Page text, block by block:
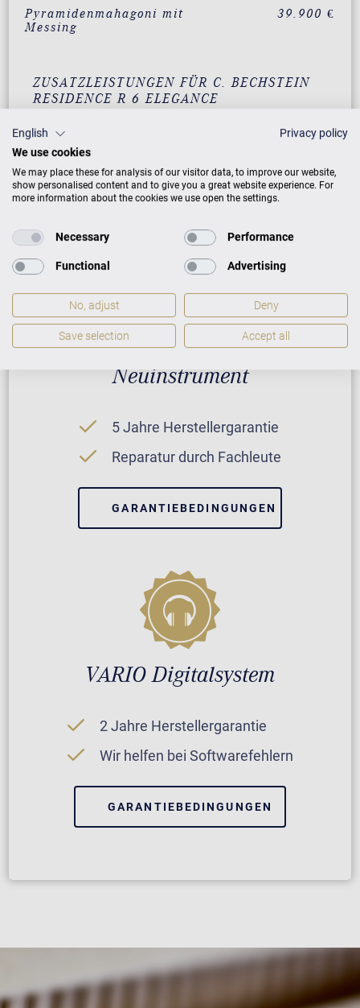
Pyramidenmahagoni mit
Messing
39.900 €
ZUSATZLEISTUNGEN FÜR C. BECHSTEIN
RESIDENCE R 6 ELEGANCE
PREISLISTE HERUNTERLADEN
Neuinstrument
5 Jahre Herstellergarantie
Reparatur durch Fachleute
GARANTIEBEDINGUNGEN
VARIO Digitalsystem
2 Jahre Herstellergarantie
Wir helfen bei Softwarefehlern
GARANTIEBEDINGUNGEN
English
Privacy policy
We use cookies
We may place these for analysis of our visitor data, to improve our website,
show personalised content and to give you a great website experience. For
more information about the cookies we use open the settings.
Necessary Performance
Functional Advertising
No, adjust Deny
Save selection Accept all